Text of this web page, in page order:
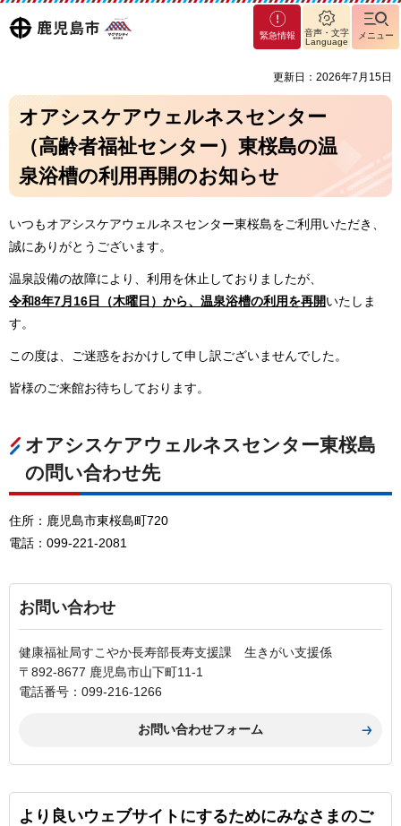
鹿児島
マグ
マシ
緊急情報
音声・文字
Language
メニュー
更新日：2026年7月15日
オアシスケアウェルネスセンター
（高齢者福祉センター）東桜島の温
泉浴槽の利用再開のお知らせ
いつもオアシスケアウェルネスセンター東桜島をご利用いただき、
誠にありがとうございます。
温泉設備の故障により、利用を休止しておりましたが、
令和8年7月16日（木曜日）から、温泉浴槽の利用を再開いたしま
す。
この度は、ご迷惑をおかけして申し訳ございませんでした。
皆様のご来館お待ちしております。
オアシスケアウェルネスセンター東桜島
の問い合わせ先
住所：鹿児島市東桜島町720
電話：099-221-2081
お問い合わせ
健康福祉局すこやか長寿部長寿支援課 生きがい支援係
〒892-8677 鹿児島市山下町11-1
電話番号：099-216-1266
より良いウェブサイトにするためにみなさまのご